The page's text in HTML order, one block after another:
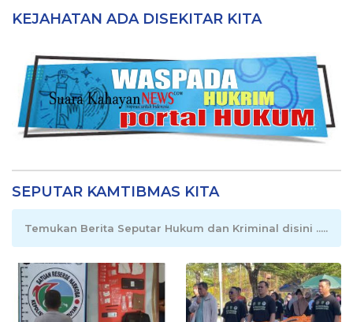
KEJAHATAN ADA DISEKITAR KITA
SEPUTAR KAMTIBMAS KITA
Temukan Berita Seputar Hukum dan Kriminal disini .....